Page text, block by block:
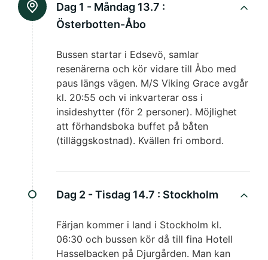
Dag 1 - Måndag 13.7 :
Österbotten-Åbo
Bussen startar i Edsevö, samlar
resenärerna och kör vidare till Åbo med
paus längs vägen. M/S Viking Grace avgår
kl. 20:55 och vi inkvarterar oss i
insideshytter (för 2 personer). Möjlighet
att förhandsboka buffet på båten
(tilläggskostnad). Kvällen fri ombord.
Dag 2 - Tisdag 14.7 : Stockholm
Färjan kommer i land i Stockholm kl.
06:30 och bussen kör då till fina Hotell
Hasselbacken på Djurgården. Man kan